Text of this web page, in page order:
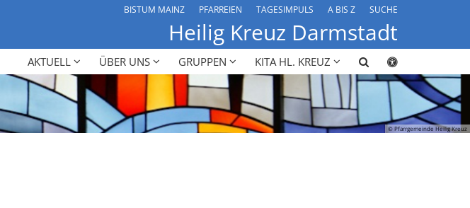
BISTUM MAINZ PFARREIEN TAGESIMPULS A BIS Z SUCHE
Heilig Kreuz Darmstadt
AKTUELL ÜBER UNS GRUPPEN KITA HL. KREUZ
© Pfarrgemeinde Heilig Kreuz